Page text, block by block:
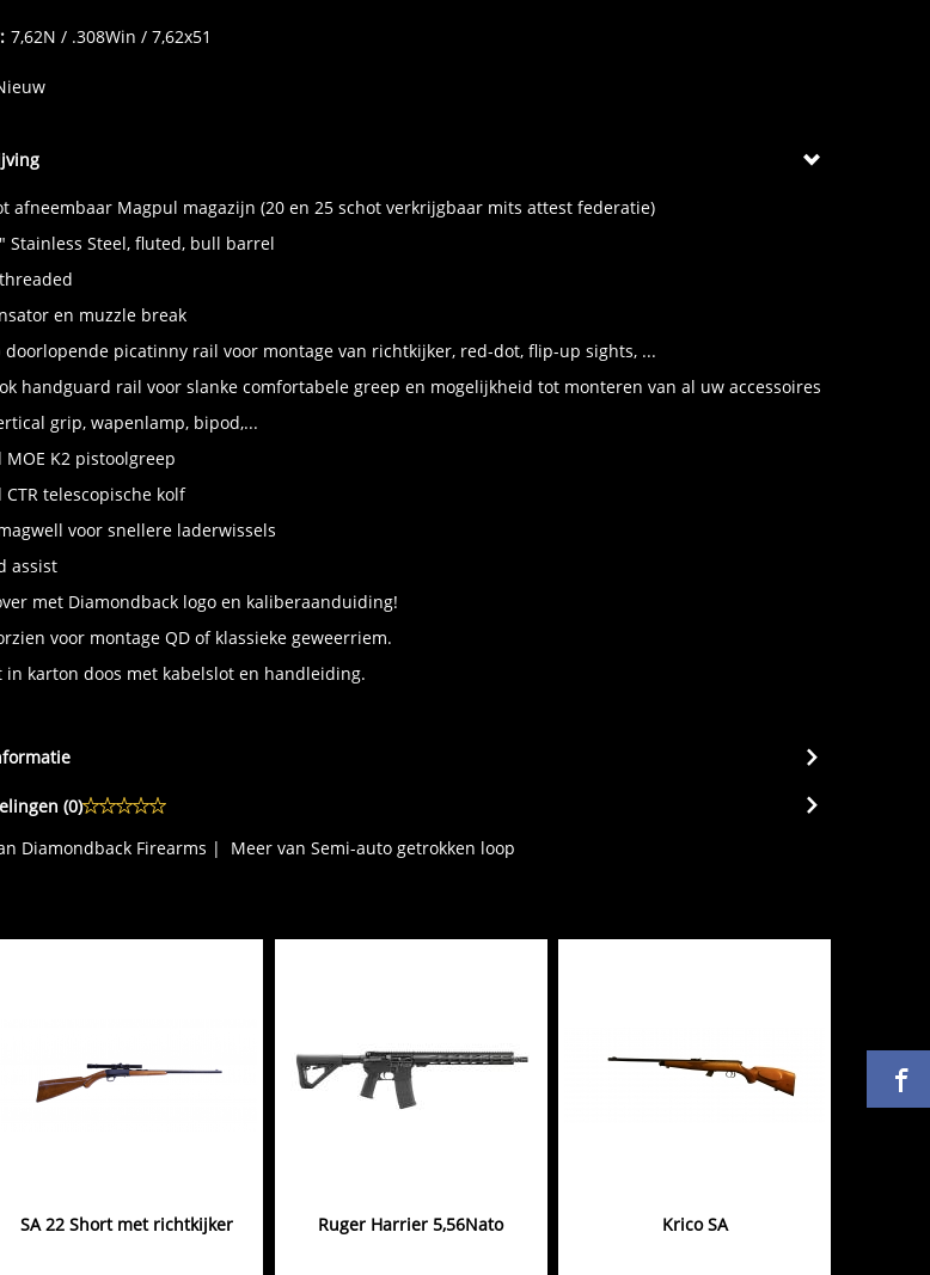
7,62N / .308Win / 7,62x51
afneembaar Magpul magazijn (20 en 25 schot verkrijgbaar mits attest federatie)
Stainless Steel, fluted, bull barrel
en muzzle break
doorlopende picatinny rail voor montage van richtkijker, red-dot, flip-up sights, ...
handguard rail voor slanke comfortabele greep en mogelijkheid tot monteren van al uw accessoires
grip, wapenlamp, bipod,...
MOE K2 pistoolgreep
CTR telescopische kolf
voor snellere laderwissels
assist
met Diamondback logo en kaliberaanduiding!
voor montage QD of klassieke geweerriem.
in karton doos met kabelslot en handleiding.
(0)
Diamondback Firearms | Meer van Semi-auto getrokken loop
SA 22 Short met richtkijker Ruger Harrier 5,56Nato Krico SA